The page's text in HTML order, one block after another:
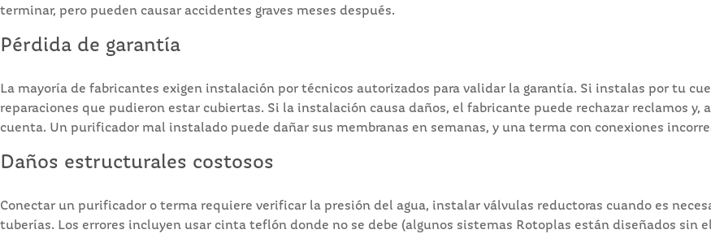
terminar, pero pueden causar accidentes graves meses después.
Pérdida de garantía
La mayoría de fabricantes exigen instalación por técnicos autorizados para validar la garantía. Si instalas por tu
reparaciones que pudieron estar cubiertas. Si la instalación causa daños, el fabricante puede rechazar reclamos
cuenta. Un purificador mal instalado puede dañar sus membranas en semanas, y una terma con conexiones
Daños estructurales costosos
Conectar un purificador o terma requiere verificar la presión del agua, instalar válvulas reductoras cuando es
tuberías. Los errores incluyen usar cinta teflón donde no se debe (algunos sistemas Rotoplas están diseñados sin